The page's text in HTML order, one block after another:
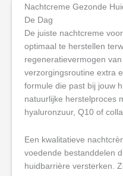
Nachtcreme Gezonde
De Dag
De juiste nachtcreme
optimaal te herstellen
regeneratievermogen
verzorgingsroutine extra
formule die past bij jouw
natuurlijke herstelproces
hyaluronzuur, Q10 of
Een kwalitatieve
voedende bestanddelen
huidbarrière versterken.